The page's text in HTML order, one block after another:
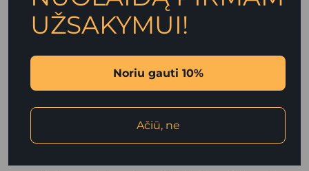
UŽSAKYMUI!
Noriu gauti 10%
Ačiū, ne